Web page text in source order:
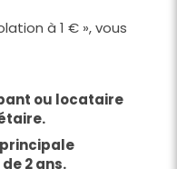
à 1 € », vous
ou locataire
2 ans.